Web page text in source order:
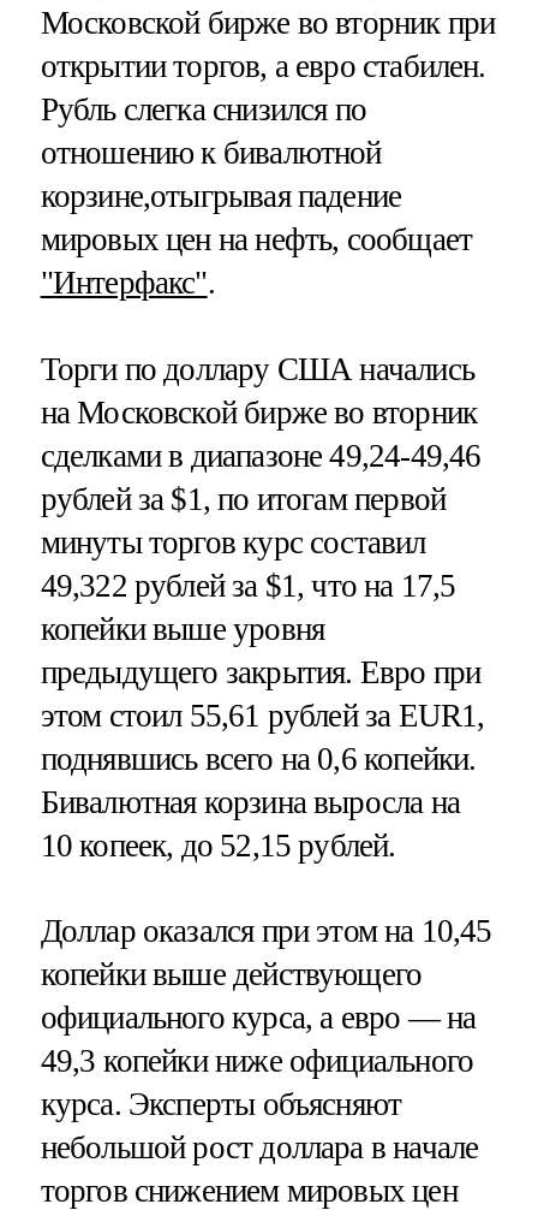
Московской бирже во вторник при
открытии торгов, а евро стабилен.
Рубль слегка снизился по
отношению к бивалютной
корзине,отыгрывая падение
мировых цен на нефть, сообщает
"Интерфакс".
Торги по доллару США начались
на Московской бирже во вторник
сделками в диапазоне 49,24-49,46
рублей за $1, по итогам первой
минуты торгов курс составил
49,322 рублей за $1, что на 17,5
копейки выше уровня
предыдущего закрытия. Евро при
этом стоил 55,61 рублей за EUR1,
поднявшись всего на 0,6 копейки.
Бивалютная корзина выросла на
10 копеек, до 52,15 рублей.
Доллар оказался при этом на 10,45
копейки выше действующего
официального курса, а евро — на
49,3 копейки ниже официального
курса. Эксперты объясняют
небольшой рост доллара в начале
торгов снижением мировых цен